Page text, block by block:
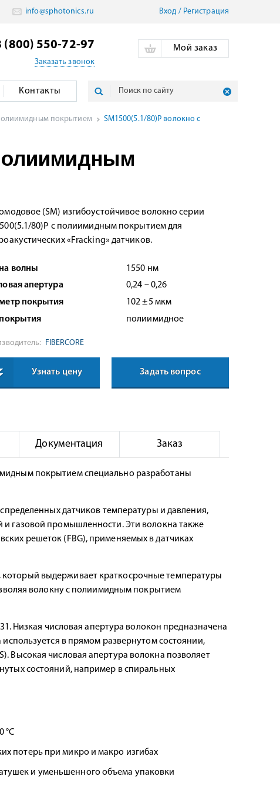
покрытием
SM1500(5.1/80)P волокно с
(SM) изгибоустойчивое волокно серии
80)P с полиимидным покрытием для
«Fracking» датчиков.
волны
1550 нм
апертура
0,24 – 0,26
покрытия
102 ±5 мкм
полиимидное
FIBERCORE
Узнать цену Задать вопрос
Документация Заказ
покрытием специально разработаны
датчиков температуры и давления,
и газовой промышленности. Эти волокна также
решеток (FBG), применяемых в датчиках
выдерживает краткосрочные температуры
волокну с полиимидным покрытием
Низкая числовая апертура волокон предназначена
в прямом развернутом состоянии,
Высокая числовая апертура волокна позволяет
состояний, например в спиральных
°C
потерь при микро и макро изгибах
и уменьшенного объема упаковки
Вход / Pегистрация
info@sphotonics.ru
Мой заказ
(800) 550-72-97
Заказать звонок
Контакты